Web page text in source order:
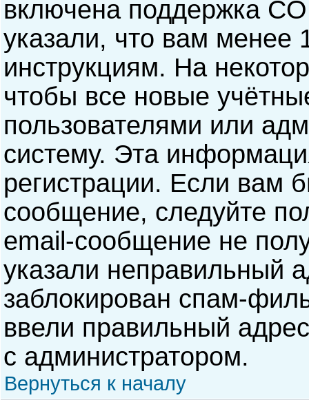
включена поддержка
указали, что вам менее
инструкциям. На
чтобы все новые
пользователями или
систему. Эта
регистрации. Если вам
сообщение, следуйте
email-сообщение не
указали неправильный
заблокирован спам-
ввели правильный
с администратором.
Вернуться к началу